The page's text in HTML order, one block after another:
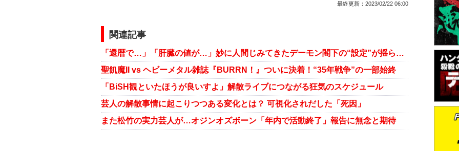
最終更新： 2023/02/22 06:00
関連記事
「還暦で…」「肝臓の値が…」妙に人間じみてきたデーモン閣下の“設定”が揺らいだ瞬間
聖飢魔II vs ヘビーメタル雑誌『BURRN！』ついに決着！“35年戦争”の一部始終
「BiSH観といたほうが良いすよ」解散ライブにつながる狂気のスケジュール
芸人の解散事情に起こりつつある変化とは？ 可視化されだした「死因」
また松竹の実力芸人が…オジンオズボーン「年内で活動終了」報告に無念と期待